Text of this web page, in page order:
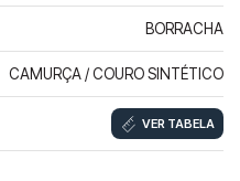
BORRACHA
CAMURÇA / COURO SINTÉTICO
VER TABELA